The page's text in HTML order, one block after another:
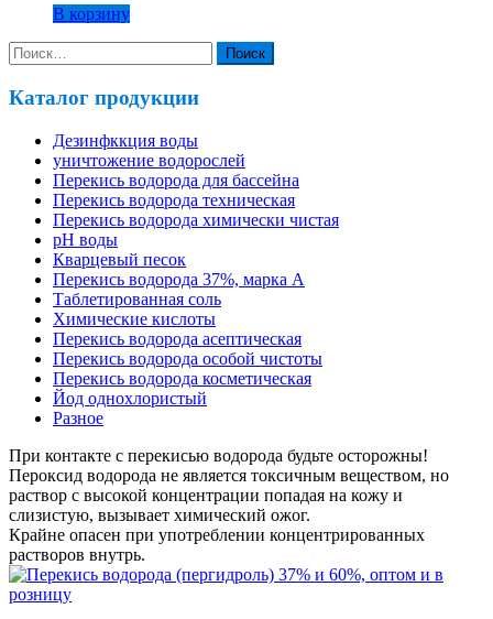
В корзину
Найти:
Каталог продукции
Дезинфккция воды
уничтожение водорослей
Перекись водорода для бассейна
Перекись водорода техническая
Перекись водорода химически чистая
pH воды
Кварцевый песок
Перекись водорода 37%, марка А
Таблетированная соль
Химические кислоты
Перекись водорода асептическая
Перекись водорода особой чистоты
Перекись водорода косметическая
Йод однохлористый
Разное
При контакте с перекисью водорода будьте осторожны!
Пероксид водорода не является токсичным веществом, но
раствор с высокой концентрации попадая на кожу и
слизистую, вызывает химический ожог.
Крайне опасен при употреблении концентрированных
растворов внутрь.